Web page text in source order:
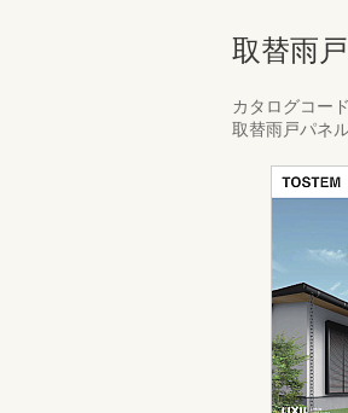
取替雨
カタログコー
取替雨戸パネ